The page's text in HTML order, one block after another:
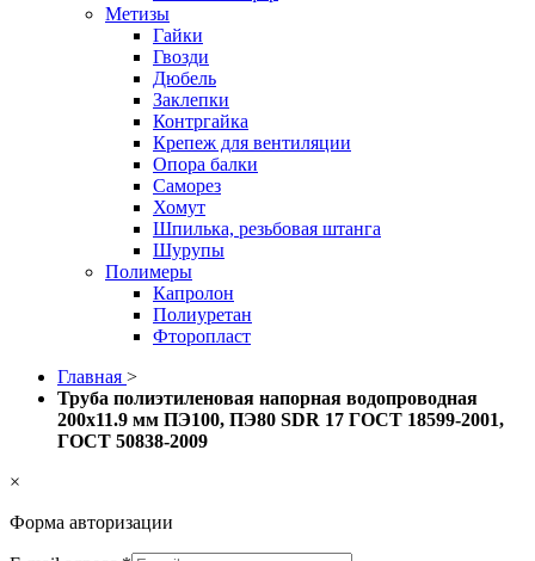
Метизы
Гайки
Гвозди
Дюбель
Заклепки
Контргайка
Крепеж для вентиляции
Опора балки
Саморез
Хомут
Шпилька, резьбовая штанга
Шурупы
Полимеры
Капролон
Полиуретан
Фторопласт
Главная >
Труба полиэтиленовая напорная водопроводная
200х11.9 мм ПЭ100, ПЭ80 SDR 17 ГОСТ 18599-2001,
ГОСТ 50838-2009
×
Форма авторизации